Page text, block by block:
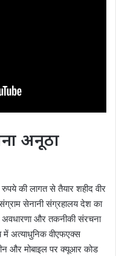
अनूठा
की लागत से तैयार शहीद वीर
सेनानी संग्रहालय देश का
और तकनीकी संरचना
अत्याधुनिक वीएफएक्स
और मोबाइल पर क्यूआर कोड